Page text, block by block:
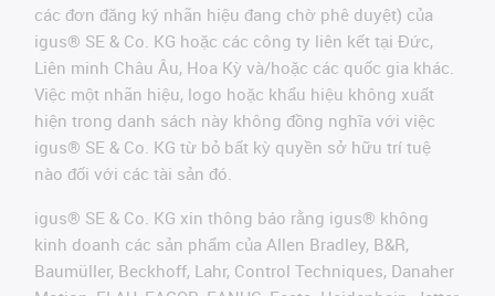
các đơn đăng ký nhãn hiệu đang chờ phê duyệt) của
igus® SE & Co. KG hoặc các công ty liên kết tại Đức,
Liên minh Châu Âu, Hoa Kỳ và/hoặc các quốc gia khác.
Việc một nhãn hiệu, logo hoặc khẩu hiệu không xuất
hiện trong danh sách này không đồng nghĩa với việc
igus® SE & Co. KG từ bỏ bất kỳ quyền sở hữu trí tuệ
nào đối với các tài sản đó.
igus® SE & Co. KG xin thông báo rằng igus® không
kinh doanh các sản phẩm của Allen Bradley, B&R,
Baumüller, Beckhoff, Lahr, Control Techniques, Danaher